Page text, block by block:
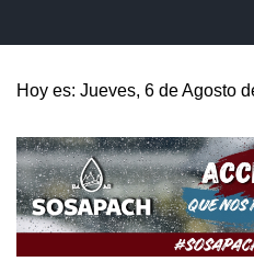
Hoy es: Jueves, 6 de Agosto